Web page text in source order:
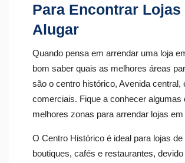
Para Encontrar Lojas
Alugar
Quando pensa em arrendar uma loja
bom saber quais as melhores áreas
são o centro histórico, Avenida central,
comerciais. Fique a conhecer algumas
melhores zonas para arrendar lojas em
O Centro Histórico é ideal para lojas
boutiques, cafés e restaurantes,